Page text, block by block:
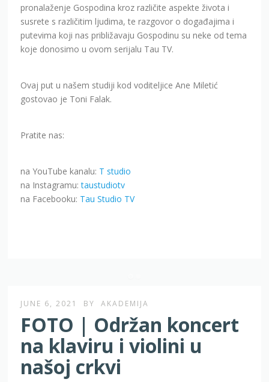
pronalaženje Gospodina kroz različite aspekte života i
susrete s različitim ljudima, te razgovor o događajima i
putevima koji nas približavaju Gospodinu su neke od tema
koje donosimo u ovom serijalu Tau TV.
Ovaj put u našem studiji kod voditeljice Ane Miletić
gostovao je Toni Falak.
Pratite nas:
na YouTube kanalu: T studio
na Instagramu:taustudiotv
na Facebooku: Tau Studio TV
JUNE 6, 2021 BY AKADEMIJA
FOTO | Održan koncert
na klaviru i violini u
našoj crkvi